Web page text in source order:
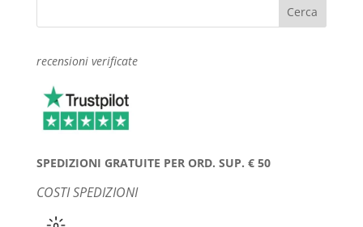
recensioni verificate
SPEDIZIONI GRATUITE PER ORD. SUP. € 50
COSTI SPEDIZIONI